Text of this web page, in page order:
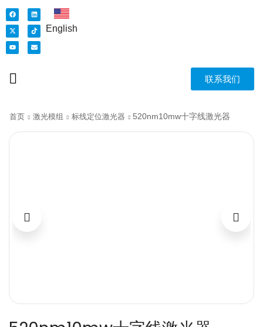
English
联系我们
首页 激光模组 标线定位激光器 520nm10mw十字线激光器